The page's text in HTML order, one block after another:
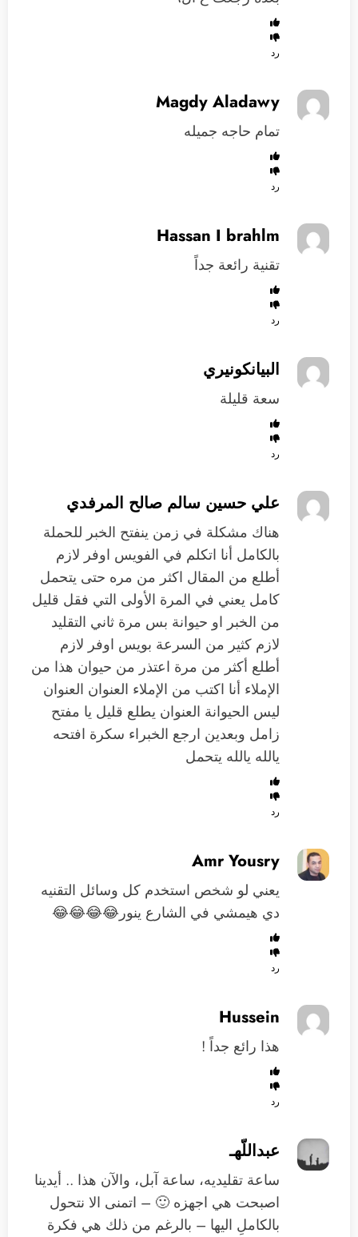
رد
Magdy Aladawy
تمام حاجه جميله
رد
Hassan I brahlm
تقنية رائعة جداً
رد
البيانكونيري
سعة قليلة
رد
علي حسين سالم صالح المرفدي
‏هناك مشكلة في زمن ينفتح الخبر للحملة
بالكامل أنا اتكلم في الفويس اوفر لازم
أطلع من المقال اكثر من مره حتى يتحمل
كامل ‏يعني في المرة الأولى التي فقل قليل
من الخبر او حيوانة بس مرة ثاني التقليد
لازم كثير من السرعة بويس اوفر لازم
أطلع أكثر من مرة ‏اعتذر من حيوان هذا من
الإملاء أنا اكتب من الإملاء العنوان العنوان
ليس الحيوانة ‏العنوان يطلع قليل يا مفتح
زامل وبعدين ارجع الخبراء سكرة افتحه
يالله يالله يتحمل
رد
Amr Yousry
يعني لو شخص استخدم كل وسائل التقنيه
دي هيمشي في الشارع ينور😂😂😂😂
رد
Hussein
هذا رائع جداً !
رد
عبداللّهـ
ساعة تقليديه، ساعة آبل، والآن هذا .. أيدينا
اصبحت هي اجهزه 🙂 – اتمنى الا نتحول
بالكاملِ اليها – بالرغم من ذلك هي فكرة